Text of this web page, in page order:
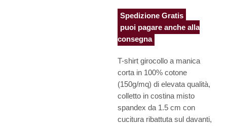
Spedizione Gratis
puoi pagare anche alla
consegna
T-shirt girocollo a manica
corta in 100% cotone
(150g/mq) di elevata qualità,
colletto in costina misto
spandex da 1.5 cm con
cucitura ribattuta sul davanti,